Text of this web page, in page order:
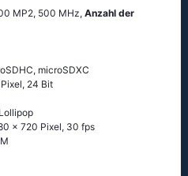
MP2, 500 MHz,Anzahl der
microSDXC
24 Bit
x 720 Pixel, 30 fps